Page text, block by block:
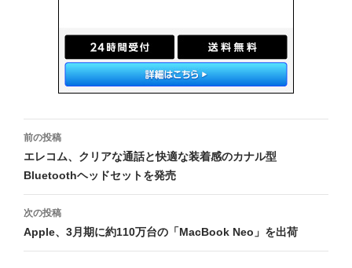
投
稿
ナ
ビ
ゲ
前の投稿
エレコム、クリアな通話と快適な装着感のカナル型
Bluetoothヘッドセットを発売
次の投稿
Apple、3月期に約110万台の「MacBook Neo」を出荷